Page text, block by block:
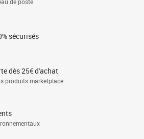
sécurisés
dès 25€ d'achat
produits marketplace